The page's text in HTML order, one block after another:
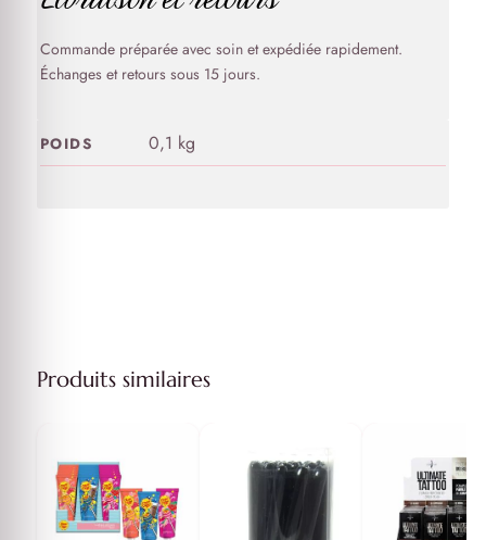
Commande préparée avec soin et expédiée rapidement.
Échanges et retours sous 15 jours.
POIDS 0,1 kg
Produits similaires